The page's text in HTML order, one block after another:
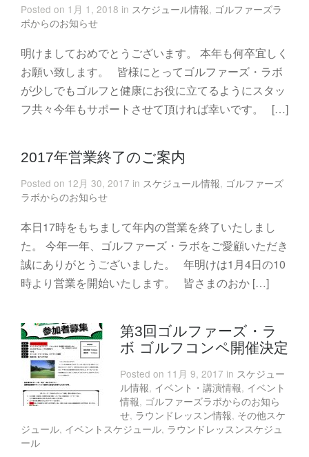
Posted on 1月 1, 2018 in スケジュール情報, ゴルファーズラ
ボからのお知らせ
明けましておめでとうございます。 本年も何卒宜しく
お願い致します。 皆様にとってゴルファーズ・ラボ
が少しでもゴルフと健康にお役に立てるようにスタッ
フ共々今年もサポートさせて頂ければ幸いです。 […]
2017年営業終了のご案内
Posted on 12月 30, 2017 in スケジュール情報, ゴルファーズ
ラボからのお知らせ
本日17時をもちまして年内の営業を終了いたしまし
た。 今年一年、ゴルファーズ・ラボをご愛顧いただき
誠にありがとうございました。 年明けは1月4日の10
時より営業を開始いたします。 皆さまのおか […]
第3回ゴルファーズ・ラ
ボ ゴルフコンペ開催決定
Posted on 11月 9, 2017 in スケジュー
ル情報, イベント・講演情報, イベント
情報, ゴルファーズラボからのお知ら
せ, ラウンドレッスン情報, その他スケ
ジュール, イベントスケジュール, ラウンドレッスンスケジュ
ール